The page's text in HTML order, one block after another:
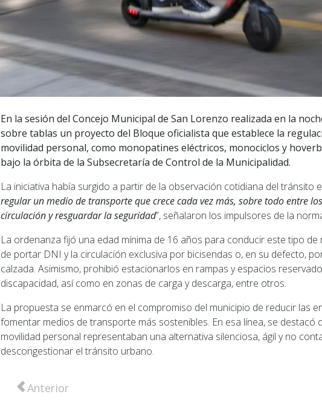
En la sesión del Concejo Municipal de San Lorenzo realizada en la
sobre tablas un proyecto del Bloque oficialista que establece la
movilidad personal, como monopatines eléctricos, monociclos y
bajo la órbita de la Subsecretaría de Control de la Municipalidad.
La iniciativa había surgido a partir de la observación cotidiana del tránsito
regular un medio de transporte que crece cada vez más, sobre todo entre
circulación y resguardar la seguridad”, señalaron los impulsores de la
La ordenanza fijó una edad mínima de 16 años para conducir este tipo
de portar DNI y la circulación exclusiva por bicisendas o, en su defecto,
calzada. Asimismo, prohibió estacionarlos en rampas y espacios
discapacidad, así como en zonas de carga y descarga, entre otros.
La propuesta se enmarcó en el compromiso del municipio de reducir las
fomentar medios de transporte más sostenibles. En esa línea, se destacó
movilidad personal representaban una alternativa silenciosa, ágil y no
descongestionar el tránsito urbano.
Artículo anterior: La Cámara de Apelaciones absolvió a
Anterior